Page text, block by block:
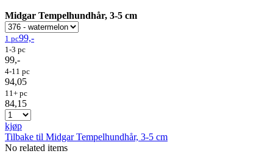
Midgar Tempelhundhår, 3-5 cm
1 pc99,-
1-3 pc
99,-
4-11 pc
94,05
11+ pc
84,15
kjøp
Tilbake til Midgar Tempelhundhår, 3-5 cm
No related items